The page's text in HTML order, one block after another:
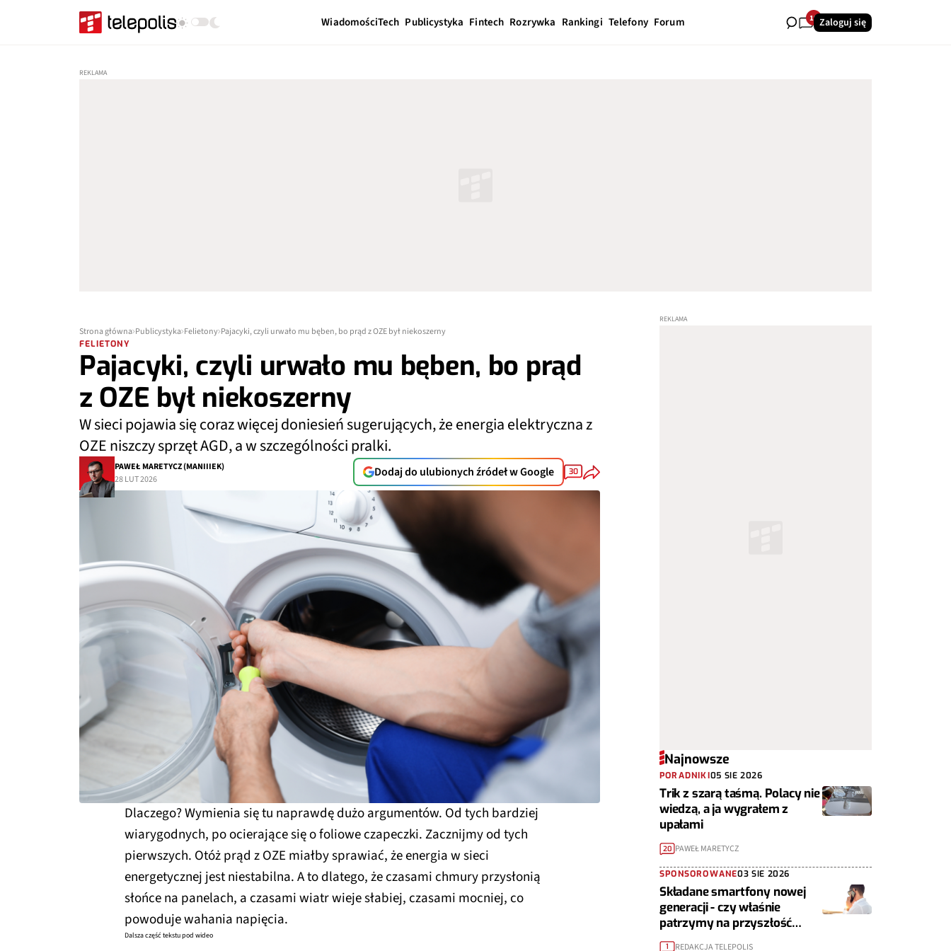
WiadomościTech Publicystyka Fintech Rozrywka Rankingi Telefony Forum 19Zaloguj się
Strona główna Publicystyka Felietony Pajacyki, czyli urwało mu bęben, bo prąd z OZE był niekoszerny
FELIETONY
Pajacyki, czyli urwało mu bęben, bo prąd
z OZE był niekoszerny
W sieci pojawia się coraz więcej doniesień sugerujących, że energia elektryczna z
OZE niszczy sprzęt AGD, a w szczególności pralki.
PAWEŁ MARETYCZ (MANIIIEK)
28 LUT 2026
Dodaj do ulubionych źródeł w Google 30
Dlaczego? Wymienia się tu naprawdę dużo argumentów. Od tych bardziej
wiarygodnych, po ocierające się o foliowe czapeczki. Zacznijmy od tych
pierwszych. Otóż prąd z OZE miałby sprawiać, że energia w sieci
energetycznej jest niestabilna. A to dlatego, że czasami chmury przysłonią
słońce na panelach, a czasami wiatr wieje słabiej, czasami mocniej, co
powoduje wahania napięcia.
Dalsza część tekstu pod wideo
Najnowsze
PORADNIKI05 SIE 2026
Trik z szarą taśmą. Polacy nie
wiedzą, a ja wygrałem z
upałami
20 PAWEŁ MARETYCZ
SPONSOROWANE03 SIE 2026
Składane smartfony nowej
generacji - czy właśnie
patrzymy na przyszłość
urządzeń mobilnych?
1 REDAKCJA TELEPOLIS